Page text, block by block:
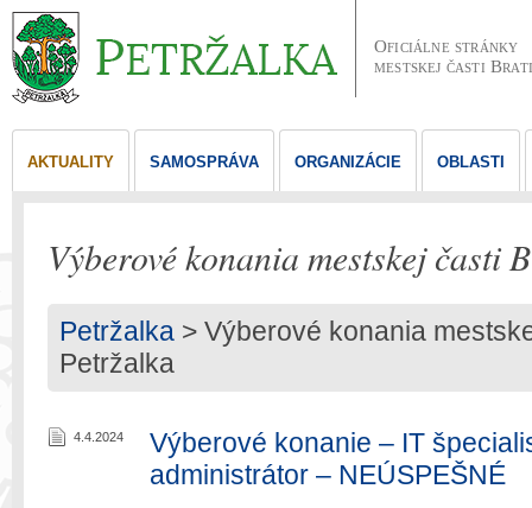
Oficiálne stránky
mestskej časti
AKTUALITY SAMOSPRÁVA ORGANIZÁCIE OBLASTI
Výberové konania mestskej časti
Petržalka > Výberové konania
Petržalka
4.4.2024
Výberové konanie – IT
administrátor – NEÚSPEŠNÉ